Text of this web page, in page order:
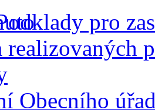
pro
realizovaných
Obecního